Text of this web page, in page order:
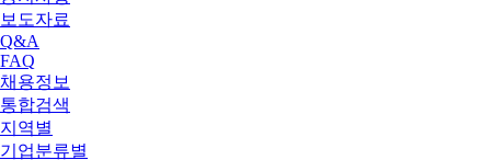
보도자료
Q&A
FAQ
채용정보
통합검색
지역별
기업분류별